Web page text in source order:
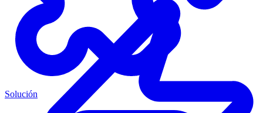
Solución